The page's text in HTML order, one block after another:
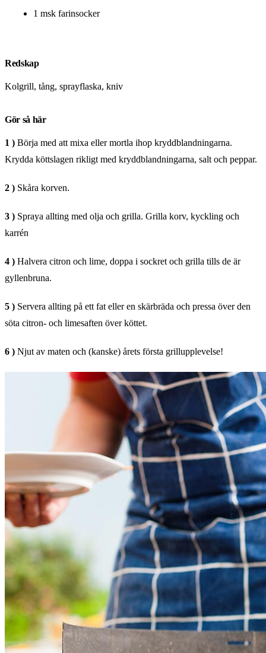
1 msk farinsocker
Redskap
Kolgrill, tång, sprayflaska, kniv
Gör så här
1 ) Börja med att mixa eller mortla ihop kryddblandningarna.
Krydda köttslagen rikligt med kryddblandningarna, salt och peppar.
2 ) Skåra korven.
3 ) Spraya allting med olja och grilla. Grilla korv, kyckling och
karrén
4 ) Halvera citron och lime, doppa i sockret och grilla tills de är
gyllenbruna.
5 ) Servera allting på ett fat eller en skärbräda och pressa över den
söta citron- och limesaften över köttet.
6 ) Njut av maten och (kanske) årets första grillupplevelse!